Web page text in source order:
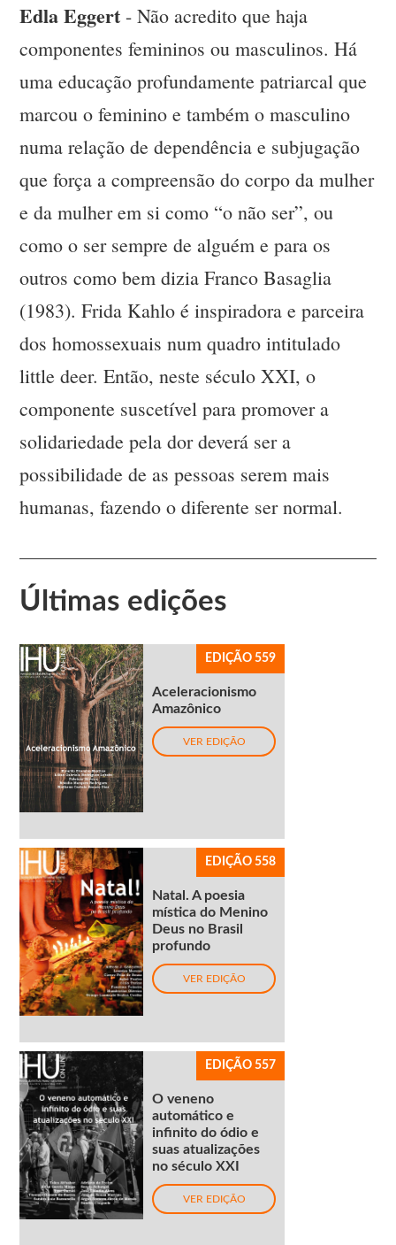
Edla Eggert - Não acredito que haja
componentes femininos ou masculinos. Há
uma educação profundamente patriarcal que
marcou o feminino e também o masculino
numa relação de dependência e subjugação
que força a compreensão do corpo da mulher
e da mulher em si como “o não ser”, ou
como o ser sempre de alguém e para os
outros como bem dizia Franco Basaglia
(1983). Frida Kahlo é inspiradora e parceira
dos homossexuais num quadro intitulado
little deer. Então, neste século XXI, o
componente suscetível para promover a
solidariedade pela dor deverá ser a
possibilidade de as pessoas serem mais
humanas, fazendo o diferente ser normal.
Últimas edições
EDIÇÃO 559
Aceleracionismo
Amazônico
VER EDIÇÃO
EDIÇÃO 558
Natal. A poesia
mística do Menino
Deus no Brasil
profundo
VER EDIÇÃO
EDIÇÃO 557
O veneno
automático e
infinito do ódio e
suas atualizações
no século XXI
VER EDIÇÃO